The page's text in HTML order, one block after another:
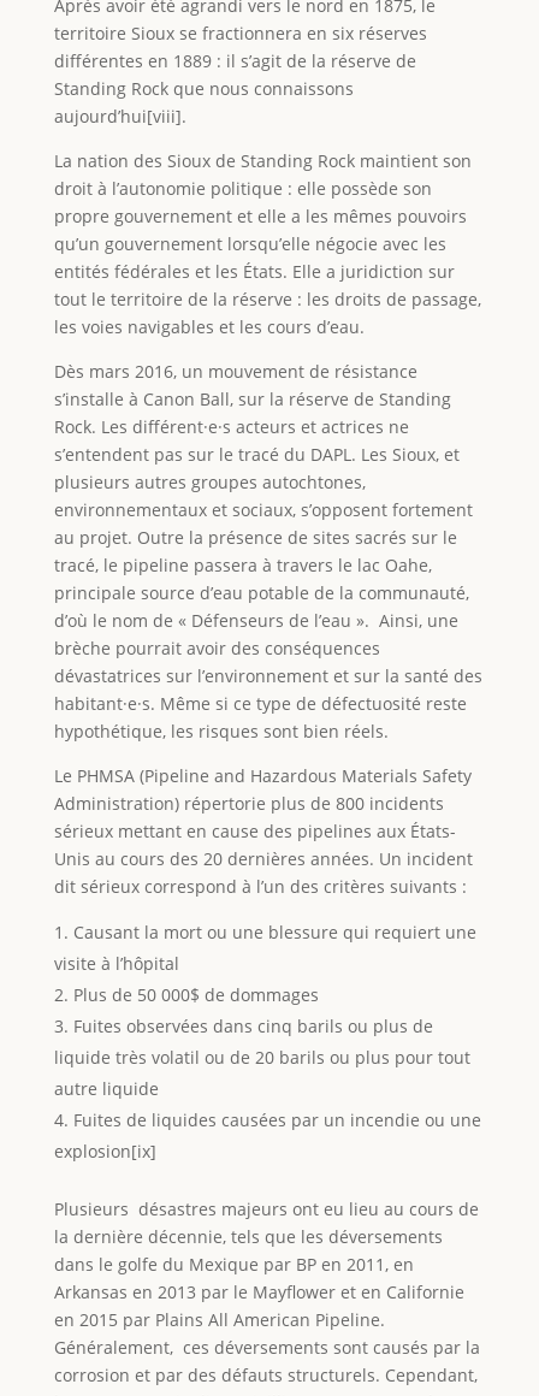
Après avoir été agrandi vers le nord en 1875, le
territoire Sioux se fractionnera en six réserves
différentes en 1889 : il s’agit de la réserve de
Standing Rock que nous connaissons
aujourd’hui[viii].
La nation des Sioux de Standing Rock maintient son
droit à l’autonomie politique : elle possède son
propre gouvernement et elle a les mêmes pouvoirs
qu’un gouvernement lorsqu’elle négocie avec les
entités fédérales et les États. Elle a juridiction sur
tout le territoire de la réserve : les droits de passage,
les voies navigables et les cours d’eau.
Dès mars 2016, un mouvement de résistance
s’installe à Canon Ball, sur la réserve de Standing
Rock. Les différent·e·s acteurs et actrices ne
s’entendent pas sur le tracé du DAPL. Les Sioux, et
plusieurs autres groupes autochtones,
environnementaux et sociaux, s’opposent fortement
au projet. Outre la présence de sites sacrés sur le
tracé, le pipeline passera à travers le lac Oahe,
principale source d’eau potable de la communauté,
d’où le nom de « Défenseurs de l’eau ». Ainsi, une
brèche pourrait avoir des conséquences
dévastatrices sur l’environnement et sur la santé des
habitant·e·s. Même si ce type de défectuosité reste
hypothétique, les risques sont bien réels.
Le PHMSA (Pipeline and Hazardous Materials Safety
Administration) répertorie plus de 800 incidents
sérieux mettant en cause des pipelines aux États-
Unis au cours des 20 dernières années. Un incident
dit sérieux correspond à l’un des critères suivants :
Causant la mort ou une blessure qui requiert une
visite à l’hôpital
Plus de 50 000$ de dommages
Fuites observées dans cinq barils ou plus de
liquide très volatil ou de 20 barils ou plus pour tout
autre liquide
Fuites de liquides causées par un incendie ou une
explosion[ix]
Plusieurs désastres majeurs ont eu lieu au cours de
la dernière décennie, tels que les déversements
dans le golfe du Mexique par BP en 2011, en
Arkansas en 2013 par le Mayflower et en Californie
en 2015 par Plains All American Pipeline.
Généralement, ces déversements sont causés par la
corrosion et par des défauts structurels. Cependant,